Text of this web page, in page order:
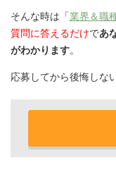
そんな時は「業界＆職
質問に答えるだけであ
がわかります。
応募してから後悔しな